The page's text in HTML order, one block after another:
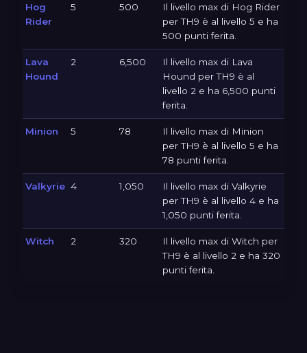
Hog
Rider
5 500
Il livello max di Hog Rider
per TH9 è al livello 5 e ha
500 punti ferita.
Lava
Hound
2 6,500
Il livello max di Lava
Hound per TH9 è al
livello 2 e ha 6,500 punti
ferita.
Minion 5 78
Il livello max di Minion
per TH9 è al livello 5 e ha
78 punti ferita.
Valkyrie 4 1,050
Il livello max di Valkyrie
per TH9 è al livello 4 e ha
1,050 punti ferita.
Witch 2 320
Il livello max di Witch per
TH9 è al livello 2 e ha 320
punti ferita.